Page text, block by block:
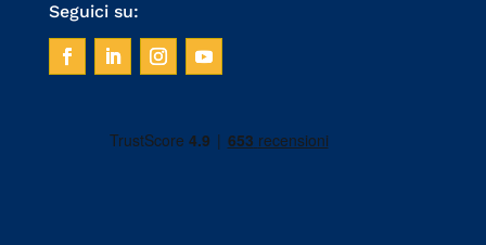
Seguici su: